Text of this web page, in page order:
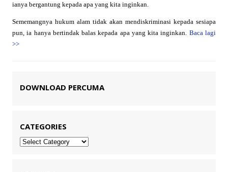
ianya bergantung kepada apa yang kita inginkan.
Sememangnya hukum alam tidak akan mendiskriminasi kepada sesiapa
pun, ia hanya bertindak balas kepada apa yang kita inginkan. Baca lagi
>>
DOWNLOAD PERCUMA
CATEGORIES
Categories